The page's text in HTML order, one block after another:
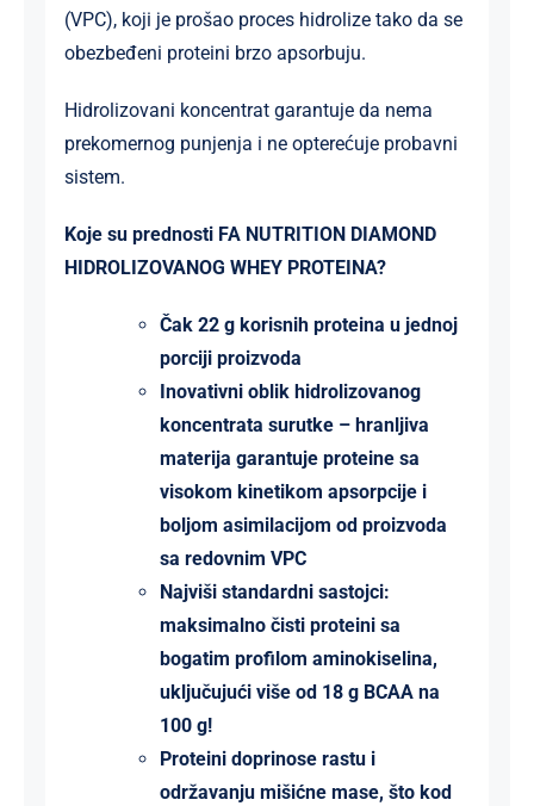
(VPC), koji je prošao proces hidrolize tako da se
obezbeđeni proteini brzo apsorbuju.
Hidrolizovani koncentrat garantuje da nema
prekomernog punjenja i ne opterećuje probavni
sistem.
Koje su prednosti FA NUTRITION DIAMOND
HIDROLIZOVANOG WHEY PROTEINA?
Čak 22 g korisnih proteina u jednoj
porciji proizvoda
Inovativni oblik hidrolizovanog
koncentrata surutke – hranljiva
materija garantuje proteine sa
visokom kinetikom apsorpcije i
boljom asimilacijom od proizvoda
sa redovnim VPC
Najviši standardni sastojci:
maksimalno čisti proteini sa
bogatim profilom aminokiselina,
uključujući više od 18 g BCAA na
100 g!
Proteini doprinose rastu i
održavanju mišićne mase, što kod